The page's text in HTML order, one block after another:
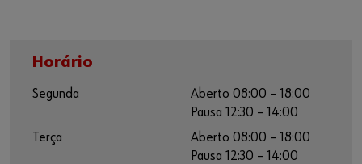
Horário
Segunda
Aberto 08:00 – 18:00
Pausa 12:30 – 14:00
Terça
Aberto 08:00 – 18:00
Pausa 12:30 – 14:00